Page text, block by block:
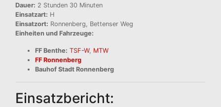
Dauer: 2 Stunden 30 Minuten
Einsatzart: H
Einsatzort: Ronnenberg, Bettenser Weg
Einheiten und Fahrzeuge:
FF Benthe: TSF-W, MTW
FF Ronnenberg
Bauhof Stadt Ronnenberg
Einsatzbericht: